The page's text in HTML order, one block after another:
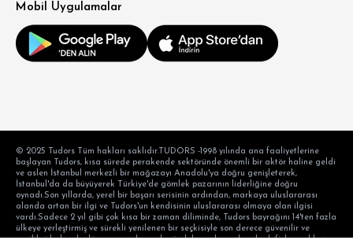
Mobil Uygulamalar
© 2025 Tudors Tüm hakları saklıdır.TUDORS -1998 yılında ana faaliyetlerine
başlayan Tudors, kısa sürede perakende sektöründe önemli bir aktör haline geldi
ve aslen İstanbul merkezli bir mağazayı Anadolu'ya doğru genişleterek,
İstanbul'da da büyüyerek Türkiye'de gömlek pazarının liderliğine doğru
oynadı.Son yıllarda, yerel bir başarı serisinin ardından, markaya uluslararası
alanda artan bir ilgi ve Tudors'un kendisinin uluslararası olmaya olan ilgisi
vardı.Sadece 2 yıl gibi çok kısa bir zaman diliminde, Tudors bayrağını 14'ten fazla
ülkeye yerleştirmiş ve sürekli yenilenen bir seçkisiyle son derece güvenilir ve